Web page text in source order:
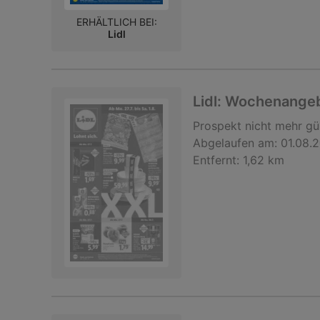
ERHÄLTLICH BEI:
Lidl
Lidl:
Prospekt nicht mehr
Abgelaufen am:
Entfernt: 1,62 km